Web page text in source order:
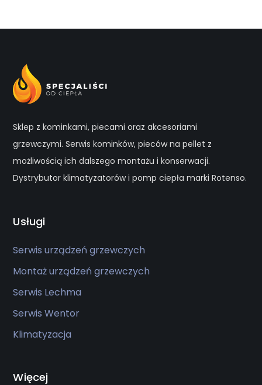
Sklep z kominkami, piecami oraz akcesoriami
grzewczymi. Serwis kominków, pieców na pellet z
możliwością ich dalszego montażu i konserwacji.
Dystrybutor klimatyzatorów i pomp ciepła marki Rotenso.
Usługi
Serwis urządzeń grzewczych
Montaż urządzeń grzewczych
Serwis Lechma
Serwis Wentor
Klimatyzacja
Więcej